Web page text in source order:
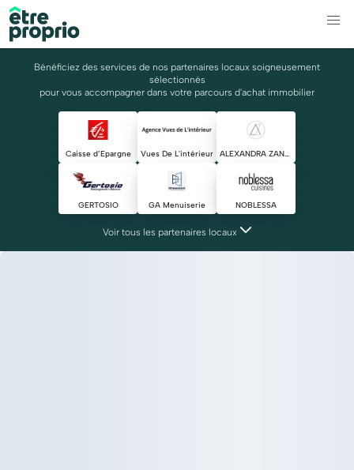
Bénéficiez des services de nos partenaires locaux soigneusement
sélectionnés
pour vous accompagner dans votre parcours d'achat immobilier
Caisse d’Epargne Vues De L'intérieur ALEXANDRA ZANGHELLINI
GERTOSIO GA Menuiserie NOBLESSA
Voir tous les partenaires locaux